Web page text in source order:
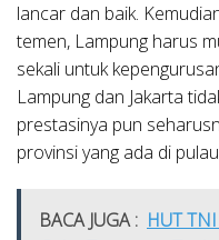
lancar dan baik.
temen, Lampung harus
sekali untuk
Lampung dan Jakarta
prestasinya pun
provinsi yang ada di pulau
BACA JUGA : HUT